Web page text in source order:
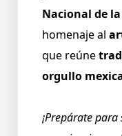
Nacional de
homenaje al
que reúne
orgullo
¡Prepárate